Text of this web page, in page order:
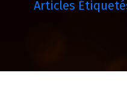
Articles